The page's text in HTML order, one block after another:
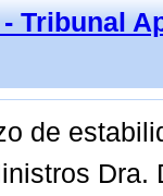
Tribunal
de